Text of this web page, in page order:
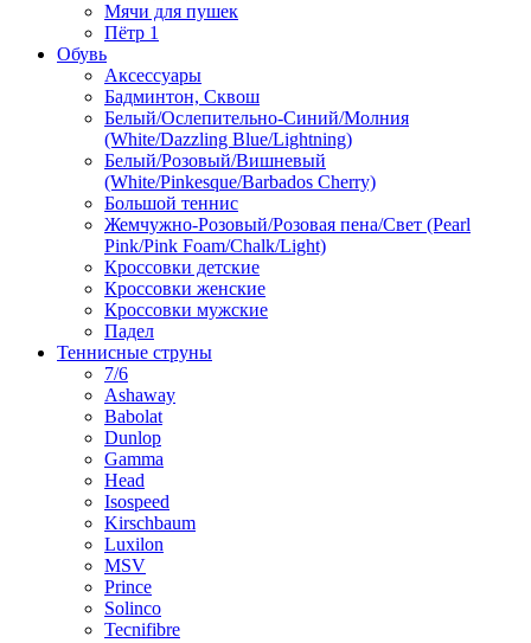
Мячи для пушек
Пётр 1
Обувь
Аксессуары
Бадминтон, Сквош
Белый/Ослепительно-Синий/Молния
(White/Dazzling Blue/Lightning)
Белый/Розовый/Вишневый
(White/Pinkesque/Barbados Cherry)
Большой теннис
Жемчужно-Розовый/Розовая пена/Свет (Pearl
Pink/Pink Foam/Chalk/Light)
Кроссовки детские
Кроссовки женские
Кроссовки мужские
Падел
Теннисные струны
7/6
Ashaway
Babolat
Dunlop
Gamma
Head
Isospeed
Kirschbaum
Luxilon
MSV
Prince
Solinco
Tecnifibre